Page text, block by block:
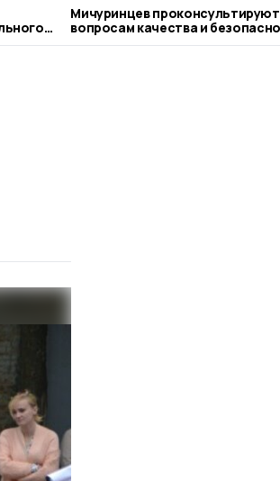
Мичуринцев проконсультируют по
вопросам качества и безопасности
детских товаров